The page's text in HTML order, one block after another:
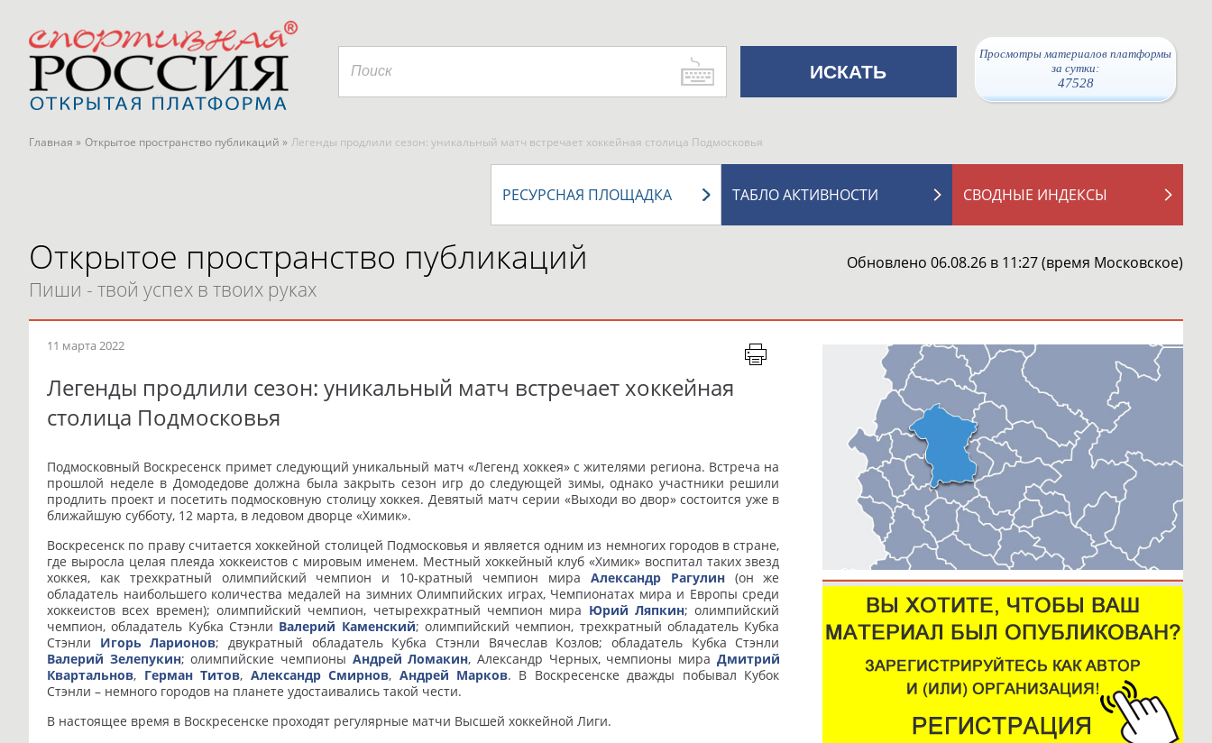
Просмотры материалов платформы
за сутки:
47528
Главная » Открытое пространство публикаций » Легенды продлили сезон: уникальный матч встречает хоккейная столица Подмосковья
СВОДНЫЕ ИНДЕКСЫ
ТАБЛО АКТИВНОСТИ
РЕСУРСНАЯ ПЛОЩАДКА
Открытое пространство публикаций
Пиши - твой успех в твоих руках
Обновлено 06.08.26 в 11:27 (время Московское)
11 марта 2022
Легенды продлили сезон: уникальный матч встречает хоккейная
столица Подмосковья
Подмосковный Воскресенск примет следующий уникальный матч «Легенд хоккея» с жителями региона. Встреча на
прошлой неделе в Домодедове должна была закрыть сезон игр до следующей зимы, однако участники решили
продлить проект и посетить подмосковную столицу хоккея. Девятый матч серии «Выходи во двор» состоится уже в
ближайшую субботу, 12 марта, в ледовом дворце «Химик».
Воскресенск по праву считается хоккейной столицей Подмосковья и является одним из немногих городов в стране,
где выросла целая плеяда хоккеистов с мировым именем. Местный хоккейный клуб «Химик» воспитал таких звезд
хоккея, как трехкратный олимпийский чемпион и 10-кратный чемпион мира Александр Рагулин(он же
обладатель наибольшего количества медалей на зимних Олимпийских играх, Чемпионатах мира и Европы среди
хоккеистов всех времен); олимпийский чемпион, четырехкратный чемпион мира Юрий Ляпкин; олимпийский
чемпион, обладатель Кубка Стэнли Валерий Каменский; олимпийский чемпион, трехкратный обладатель Кубка
Стэнли Игорь Ларионов; двукратный обладатель Кубка Стэнли Вячеслав Козлов; обладатель Кубка Стэнли
Валерий Зелепукин; олимпийские чемпионы Андрей Ломакин, Александр Черных, чемпионы мира Дмитрий
Квартальнов, Герман Титов, Александр Смирнов, Андрей Марков. В Воскресенске дважды побывал Кубок
Стэнли – немного городов на планете удостаивались такой чести.
В настоящее время в Воскресенске проходят регулярные матчи Высшей хоккейной Лиги.